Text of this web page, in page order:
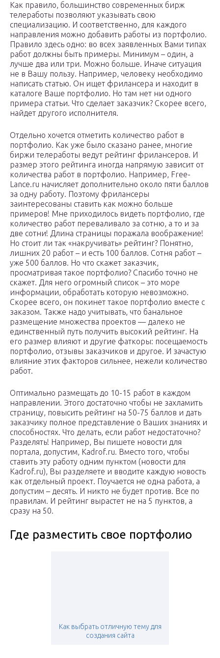
Как правило, большинство современных бирж
телеработы позволяют указывать свою
специализацию. И соответственно, для каждого
направления можно добавить работы из портфолио.
Правило здесь одно: во всех заявленных Вами типах
работ должны быть примеры. Минимум – один, а
лучше два или три. Можно больше. Иначе ситуация
не в Вашу пользу. Например, человеку необходимо
написать статью. Он ищет фрилансера и находит в
каталоге Ваше портфолио. Но там нет ни одного
примера статьи. Что сделает заказчик? Скорее всего,
найдет другого исполнителя.
Отдельно хочется отметить количество работ в
портфолио. Как уже было сказано ранее, многие
биржи телеработы ведут рейтинг фрилансеров. И
размер этого рейтинга иногда напрямую зависит от
количества работ в портфолио. Например, Free-
Lance.ru начисляет дополнительно около пяти баллов
за одну работу. Поэтому фрилансеры
заинтересованы ставить как можно больше
примеров! Мне приходилось видеть портфолио, где
количество работ переваливало за сотню, а то и за
две сотни! Длина страницы поражала воображение!
Но стоит ли так «накручивать» рейтинг? Понятно,
лишних 20 работ – и есть 100 баллов. Сотня работ –
уже 500 баллов. Но что скажет заказчик,
просматривая такое портфолио? Спасибо точно не
скажет. Для него огромный список – это море
информации, обработать которую невозможно.
Скорее всего, он покинет такое портфолио вместе с
заказом. Также надо учитывать, что банальное
размещение множества проектов — далеко не
единственный путь получить высокий рейтинг. На
его размер влияют и другие фаткоры: посещаемость
портфолио, отзывы заказчиков и другое. И зачастую
влияние этих факторов сильнее, нежели количество
работ.
Оптимально размещать до 10-15 работ в каждом
направлении. Этого достаточно чтобы не захламить
страницу, повысить рейтинг на 50-75 баллов и дать
заказчику полное представление о Ваших знаниях и
способностях. Что делать, если работ недостаточно?
Разделять! Например, Вы пишете новости для
портала, допустим, Kadrof.ru. Вместо того, чтобы
ставить эту работу одним пунктом (новости для
Kadrof.ru), Вы разделяете и вводите каждую новость
как отдельный проект. Поучается не одна работа, а
допустим – десять. И никто не будет против. Все по
правилам. И рейтинг вырастет не на 5 пунктов, а
сразу на 50.
Где разместить свое портфолио
Как выбрать отличную тему для
создания сайта